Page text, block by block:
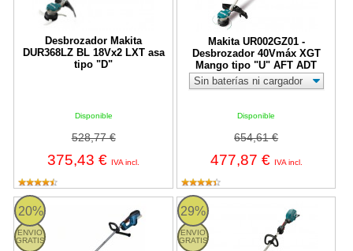
Desbrozador Makita
DUR368LZ BL 18Vx2 LXT asa
tipo "D"
Disponible
528,77 €
375,43 € IVA incl.
Makita UR002GZ01 -
Desbrozador 40Vmáx XGT
Mango tipo "U" AFT ADT
Disponible
654,61 €
477,87 € IVA incl.
20%
ENVIO
GRATIS
Bosch GFR 18V-23 Professional - Desbrozadora a batería
29%
ENVIO
GRATIS
Makita UR007GZ01 -